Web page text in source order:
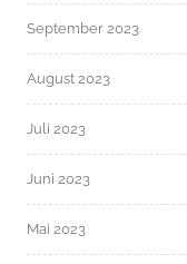
September 2023
August 2023
Juli 2023
Juni 2023
Mai 2023